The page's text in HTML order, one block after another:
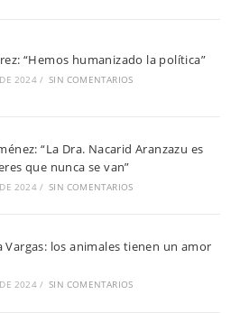
“Hemos humanizado la política”
2024 / SIN COMENTARIOS
“La Dra. Nacarid Aranzazu es
que nunca se van”
2024 / SIN COMENTARIOS
Vargas: los animales tienen un amor
2024 / SIN COMENTARIOS